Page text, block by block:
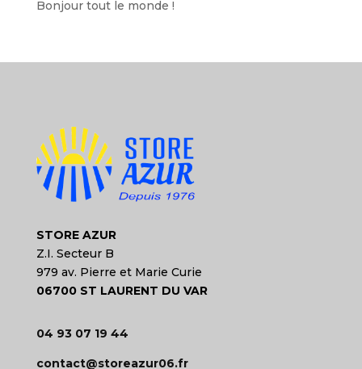
Bonjour tout le monde !
STORE AZUR
Z.I. Secteur B
979 av. Pierre et Marie Curie
06700 ST LAURENT DU VAR
04 93 07 19 44
contact@storeazur06.fr